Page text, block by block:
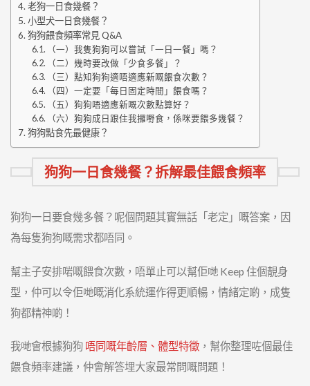
老狗一日食幾餐？
小型犬一日食幾餐？
狗狗餵食頻率常見 Q&A
（一）我隻狗狗可以嘗試「一日一餐」嗎？
（二）幾時要改做「少食多餐」？
（三）點知狗狗適唔適應新嘅餵食次數？
（四）一定要「每日固定時間」餵食嗎？
（五）狗狗唔適應新嘅次數點算好？
（六）狗狗成日跟住我攞嘢食，係咪要餵多幾餐？
狗狗點食先最健康？
狗狗一日食幾餐？拆解最佳餵食頻率
狗狗一日要食幾多餐？呢個問題其實無話「老定」嘅答案，因
為每隻狗狗嘅需求都唔同。
幫主子安排啱嘅餵食次數，唔單止可以幫佢哋 Keep 住個靚身
型，仲可以令佢哋嘅消化系統運作得更順暢，情緒定啲，成隻
狗都精神啲！
我哋會根據狗狗 唔同嘅年齡層、體型特徵 ，幫你整理咗個最佳
餵食頻率建議，仲會解答埋大家最常問嘅問題！